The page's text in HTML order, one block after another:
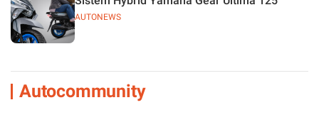
AUTONEWS
Autocommunity